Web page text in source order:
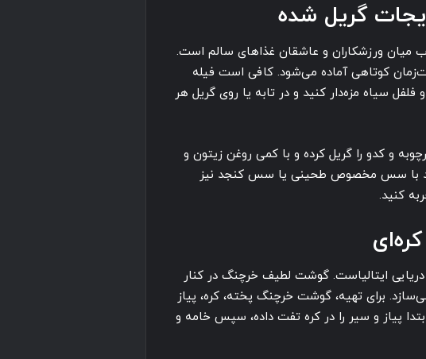
گریل شده
ورزشکاران و عاشقان غذاهای سالم است.
کوتاهی آماده می‌شود. کافی است فیله
سیاه مزه‌دار کنید و در تابه یا روی گریل هر
و کدو را گریل کرده و با کمی روغن زیتون و
با سس مخصوص طحینی یا سس کنجد نیز
کنید.
ایتالیاست. گوشت لطیف خرچنگ در کنار
برای تهیه، گوشت خرچنگ پخته، کره، پیاز
پیاز و سیر را در کره تفت داده، سپس خامه و